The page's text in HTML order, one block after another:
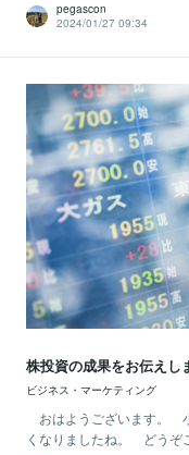
pegascon
2024/01/27 09:34
株投資の成果をお伝えし
ビジネス・マーケティング
おはようございます。
くなりましたね。 どう